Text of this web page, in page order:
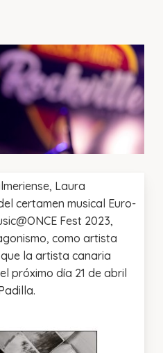
Laura
certamen musical Euro-
Fest 2023,
como artista
la artista canaria
próximo día 21 de abril